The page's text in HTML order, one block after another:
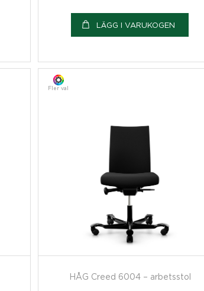
LÄGG I VARUKOGEN
Fler val
HÅG Creed 6004 – arbetsstol